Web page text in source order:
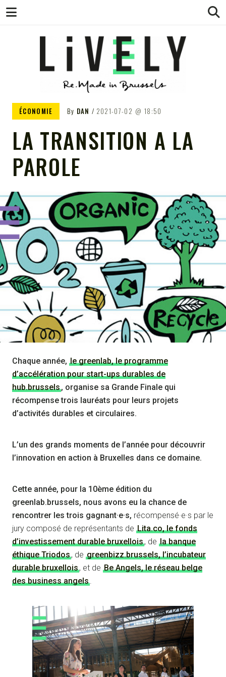
LIVELY – LE
WEBMAG DE
L'ÉCONOMIE
CIRCULAIRE
à Bruxelles, en Belgique et dans le reste
ÉCONOMIE By DAN 2021-07-02 18:50
LA TRANSITION A LA
PAROLE
Chaque année, le greenlab, le programme
d’accélération pour start-ups durables de
hub.brussels, organise sa Grande Finale qui
récompense trois lauréats pour leurs projets
d’activités durables et circulaires.
L’un des grands moments de l’année pour découvrir
l’innovation en action à Bruxelles dans ce domaine.
Cette année, pour la 10ème édition du
greenlab.brussels, nous avons eu la chance de
rencontrer les trois gagnant·e·s, récompensé·e·s par le
jury composé de représentants de Lita.co, le fonds
d’investissement durable bruxellois, de la banque
éthique Triodos, de greenbizz.brussels, l’incubateur
durable bruxellois, et de Be Angels, le réseau belge
des business angels.